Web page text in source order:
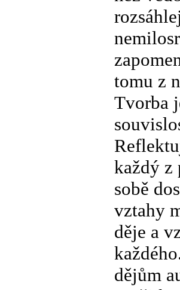
tomu z
Tvorba
každý z
sobě
vztahy
děje a
dějům